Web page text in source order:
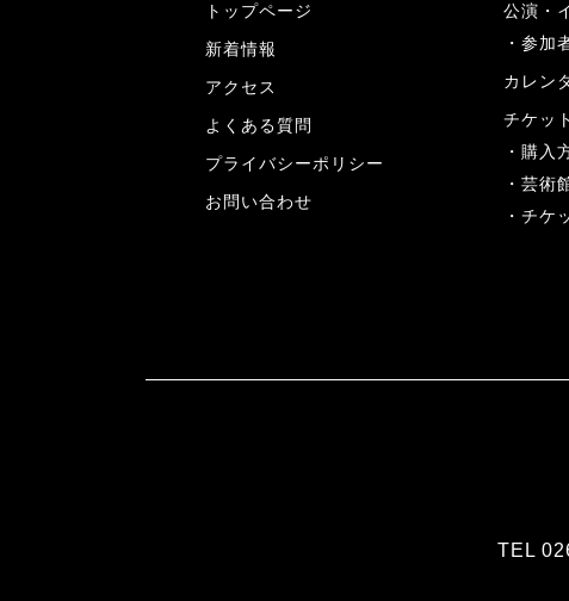
トップページ
新着情報
アクセス
よくある質問
プライバシーポリシー
お問い合わせ
公演・
参加
カレン
チケッ
購入
芸術
チケ
TEL